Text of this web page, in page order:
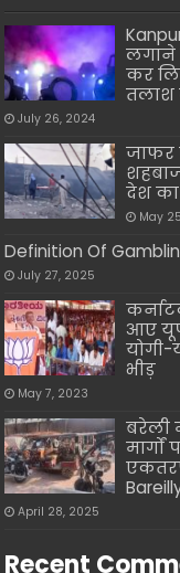
लगाने
कर
तलाश
July 26, 2024
जाफर
देश का
May
Definition Of
July 27, 2025
आए
योगी-
भीड़
May 7, 2023
बरेली
April 28, 2025
Recent